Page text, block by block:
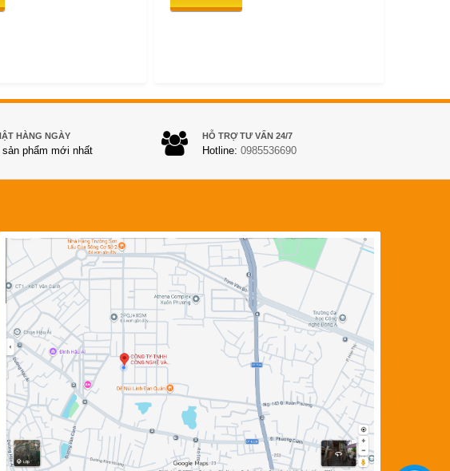
HÀNG NGÀY
sản phẩm mới nhất
HỖ TRỢ TƯ VẤN 24/7
Hotline: 0985536690